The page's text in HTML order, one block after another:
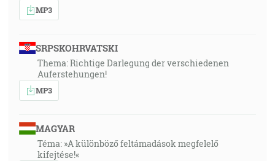
MP3
SRPSKOHRVATSKI
Thema: Richtige Darlegung der verschiedenen
Auferstehungen!
MP3
MAGYAR
Téma: »A különböző feltámadások megfelelő
kifejtése!«